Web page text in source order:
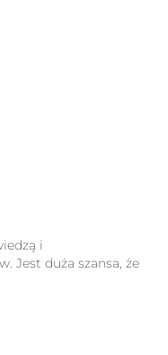
i
Jest duża szansa, że